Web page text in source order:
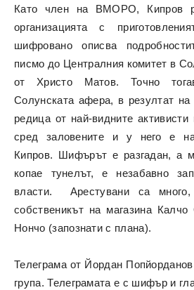
Като член на ВМОРО, Кипров
организацията с
шифровано описва
писмо до Централния комитет в
от Христо Матов. Точно
Солунската афера, в резултат на
редица от най-видните
сред заловените и у него е
Кипров. Шифърът е разгадан, а
копае тунелът, е незабавно
власти. Арестувани са
собственикът на магазина
Нончо (запознати с плана).
Телеграма от Йордан
група. Телеграмата е с шифър и